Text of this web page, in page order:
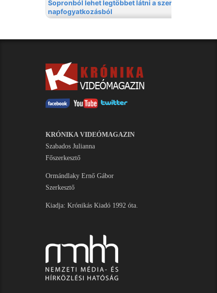
KRÓNIKA VIDEÓMAGAZIN
Szabados Julianna
Főszerkesztő
Ormándlaky Ernő Gábor
Szerkesztő
Kiadja: Krónikás Kiadó 1992 óta.